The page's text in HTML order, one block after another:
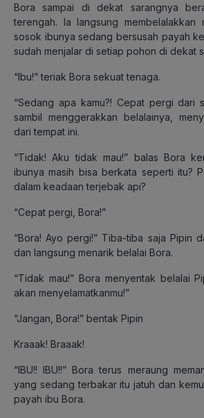
Bora sampai di dekat sarangnya
terengah. Ia langsung membelalakkan
sosok ibunya sedang bersusah payah
sudah menjalar di setiap pohon di dekat
“Ibu!” teriak Bora sekuat tenaga.
“Sedang apa kamu?! Cepat pergi dari
sambil menggerakkan belalainya,
dari tempat ini.
“Tidak! Aku tidak mau!” balas Bora
ibunya masih bisa berkata seperti itu?
dalam keadaan terjebak api?
“Cepat pergi, Bora!”
“Bora! Ayo pergi!” Tiba-tiba saja Pipin
dan langsung menarik belalai Bora.
“Tidak mau!” Bora menyentak belalai
akan menyelamatkanmu!”
“Jangan, Bora!” bentak Pipin
Kraaak! Braaak!
“IBU!! IBU!!” Bora terus meraung
yang sedang terbakar itu jatuh dan
payah ibu Bora.